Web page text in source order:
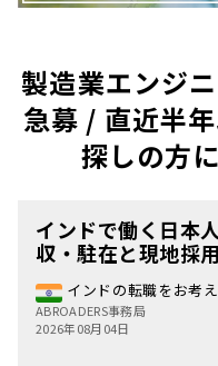
製造業エンジ
急募 / 直近半
探しの方
インドで働く日本
収・駐在と現地採
インドの転職をお考
ABROADERS事務局
2026年08月04日